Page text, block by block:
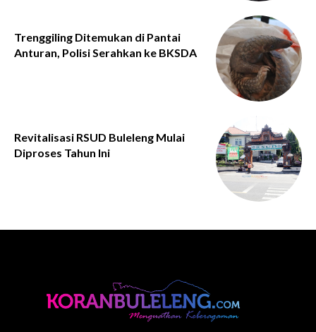
Trenggiling Ditemukan di Pantai
Anturan, Polisi Serahkan ke BKSDA
Revitalisasi RSUD Buleleng Mulai
Diproses Tahun Ini